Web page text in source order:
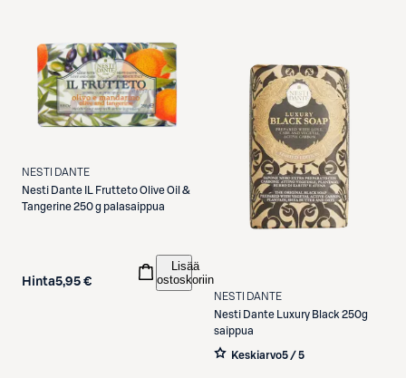
NESTI DANTE
Nesti Dante
IL Frutteto Olive Oil &
Tangerine 250 g palasaippua
Hinta5,95 €
Lisää
ostoskoriin
NESTI DANTE
Nesti Dante
Luxury Black 250g
saippua
Keskiarvo5 / 5